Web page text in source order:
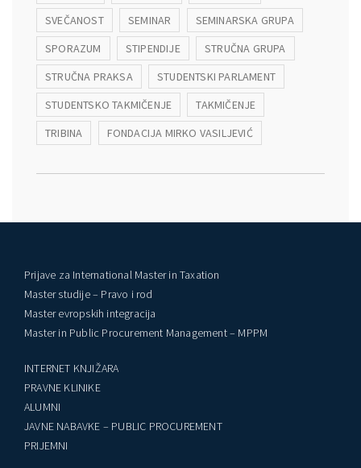
SVEČANOST
SEMINAR
SEMINARSKA GRUPA
SPORAZUM
STIPENDIJE
STRUČNA GRUPA
STRUČNA PRAKSA
STUDENTSKI PARLAMENT
STUDENTSKO TAKMIČENJE
TAKMIČENJE
TRIBINA
FONDACIJA MIRKO VASILJEVIĆ
Prijave za International Master in Taxation
Master studije – Pravo i rod
Master evropskih integracija
Master in Public Procurement Management – MPPM
INTERNET KNJIŽARA
PRAVNE KLINIKE
ALUMNI
JAVNE NABAVKE – PUBLIC PROCUREMENT
PRIJEMNI